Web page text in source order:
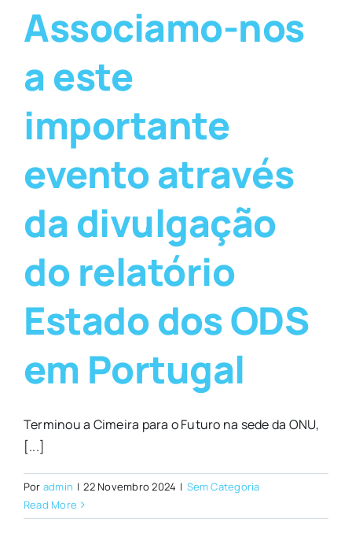
Associamo-nos
a este
importante
evento através
da divulgação
do relatório
Estado dos ODS
em Portugal
Terminou a Cimeira para o Futuro na sede da ONU,
[...]
Por admin | 22 Novembro 2024 | Sem Categoria
Read More